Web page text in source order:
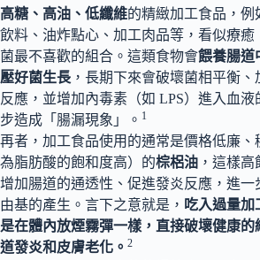
高糖、高油、低纖維的精緻加工食品，例
飲料、油炸點心、加工肉品等，看似療癒
菌最不喜歡的組合。這類食物會餵養腸道
壓好菌生長 ，長期下來會破壞菌相平衡、
反應，並增加內毒素（如 LPS）進入血液
步造成「腸漏現象」。 1
再者，加工食品使用的通常是價格低廉、
為脂肪酸的飽和度高）的棕梠油 ，這樣
增加腸道的通透性、促進發炎反應，進一
由基的產生。言下之意就是， 吃入過量
是在體內放煙霧彈一樣，直接破壞健康的
道發炎和皮膚老化。 2